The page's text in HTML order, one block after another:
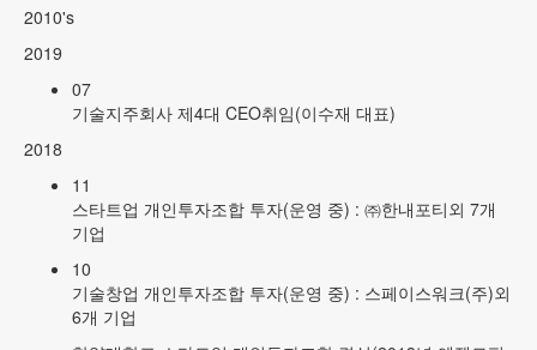
2010's
2019
07
기술지주회사 제4대 CEO취임(이수재 대표)
2018
11
스타트업 개인투자조합 투자(운영 중) : ㈜한내포티외 7개
기업
10
기술창업 개인투자조합 투자(운영 중) : 스페이스워크(주)외
6개 기업